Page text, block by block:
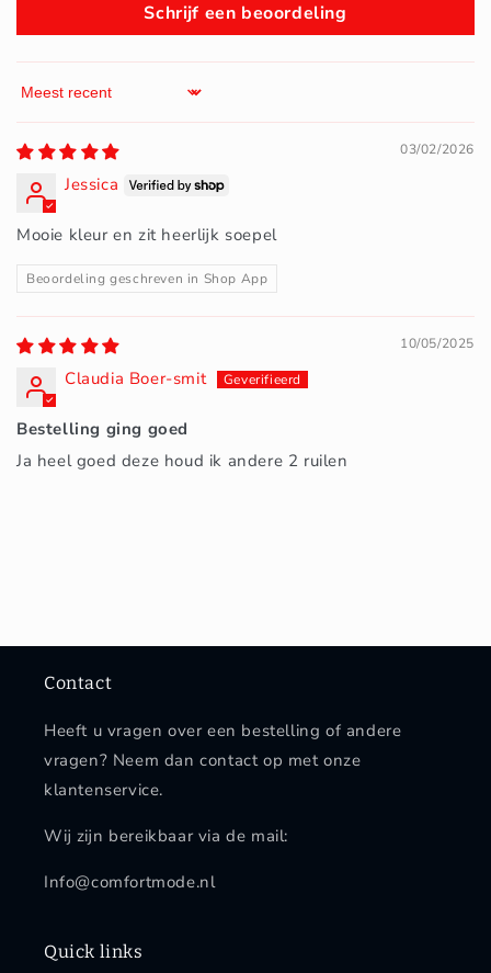
Schrijf een beoordeling
Sort by
03/02/2026
Jessica
Mooie kleur en zit heerlijk soepel
Beoordeling geschreven in Shop App
10/05/2025
Claudia Boer-smit
Bestelling ging goed
Ja heel goed deze houd ik andere 2 ruilen
Contact
Heeft u vragen over een bestelling of andere
vragen? Neem dan contact op met onze
klantenservice.
Wij zijn bereikbaar via de mail:
Info@comfortmode.nl
Quick links